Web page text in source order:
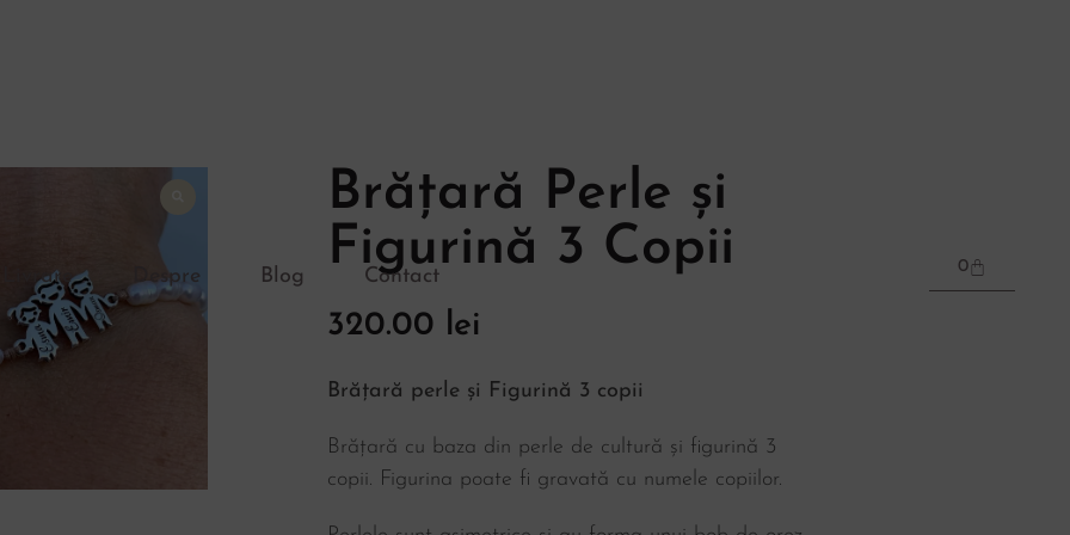
Livrare Despre Blog Contact 0
Brățară Perle și
Figurină 3 Copii
320.00 lei
Brățară perle și Figurină 3 copii
Brățară cu baza din perle de cultură și figurină 3
copii. Figurina poate fi gravată cu numele copiilor.